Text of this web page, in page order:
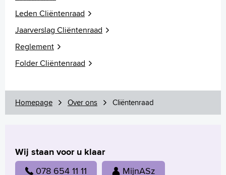
Leden Cliëntenraad
Jaarverslag Cliëntenraad
Reglement
Folder Cliëntenraad
Homepage Over ons Cliëntenraad
Wij staan voor u klaar
078 654 11 11 MijnASz